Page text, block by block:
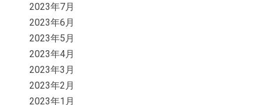
2023年7月
2023年6月
2023年5月
2023年4月
2023年3月
2023年2月
2023年1月